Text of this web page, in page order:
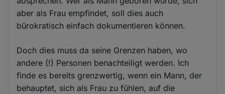
aber als Frau empfindet, soll dies auch
bürokratisch einfach dokumentieren können.
Doch dies muss da seine Grenzen haben, wo
andere (!) Personen benachteiligt werden. Ich
finde es bereits grenzwertig, wenn ein Mann, der
behauptet, sich als Frau zu fühlen, auf die